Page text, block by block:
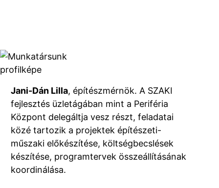
Jani-Dán Lilla, építészmérnök. A SZAKI
fejlesztés üzletágában mint a Periféria
Központ delegáltja vesz részt, feladatai
közé tartozik a projektek építészeti-
műszaki előkészítése, költségbecslések
készítése, programtervek összeállításának
koordinálása.